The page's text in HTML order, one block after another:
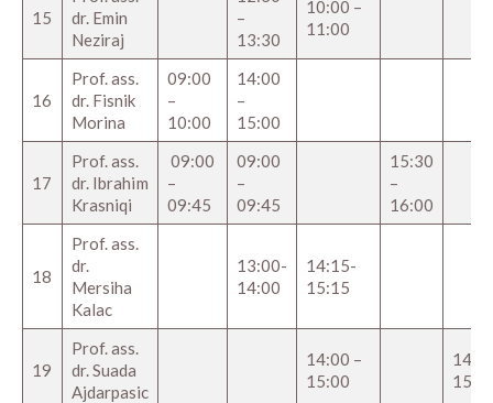
15
dr. Emin
Neziraj
–
13:30
10:00 –
11:00
16
Prof. ass.
dr. Fisnik
Morina
09:00
–
10:00
14:00
–
15:00
17
Prof. ass.
dr. Ibrahim
Krasniqi
09:00
–
09:45
09:00
–
09:45
15:30
–
16:00
18
Prof. ass.
dr.
Mersiha
Kalac
13:00-
14:00
14:15-
15:15
19
Prof. ass.
dr. Suada
Ajdarpasic
14:00 –
15:00